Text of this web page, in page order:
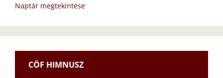
Naptár megtekintése
CÖF HIMNUSZ